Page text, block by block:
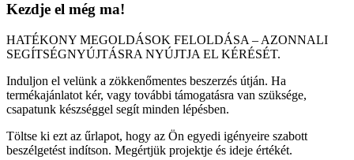
Kezdje el még ma!
HATÉKONY MEGOLDÁSOK FELOLDÁSA – AZONNALI
SEGÍTSÉGNYÚJTÁSRA NYÚJTJA EL KÉRÉSÉT.
Induljon el velünk a zökkenőmentes beszerzés útján. Ha
termékajánlatot kér, vagy további támogatásra van szüksége,
csapatunk készséggel segít minden lépésben.
Töltse ki ezt az űrlapot, hogy az Ön egyedi igényeire szabott
beszélgetést indítson. Megértjük projektje és ideje értékét.